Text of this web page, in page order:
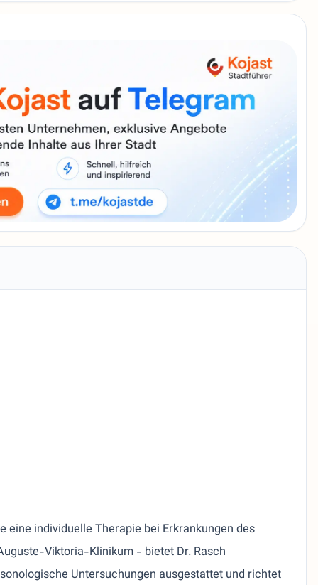
eine individuelle Therapie bei Erkrankungen des
Viktoria-Klinikum - bietet Dr. Rasch
Untersuchungen ausgestattet und richtet